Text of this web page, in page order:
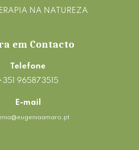
NA NATUREZA
em Contacto
Telefone
965873515
E-mail